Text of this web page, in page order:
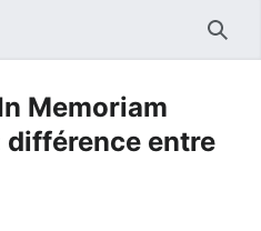
Memoriam
différence entre